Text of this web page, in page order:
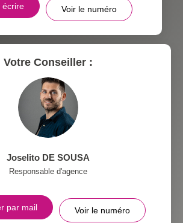
écrire Voir le numéro
Votre Conseiller :
Joselito DE SOUSA
Responsable d'agence
par mail Voir le numéro